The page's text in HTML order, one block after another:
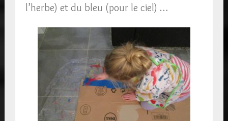
l’herbe) et du bleu (pour le ciel) …